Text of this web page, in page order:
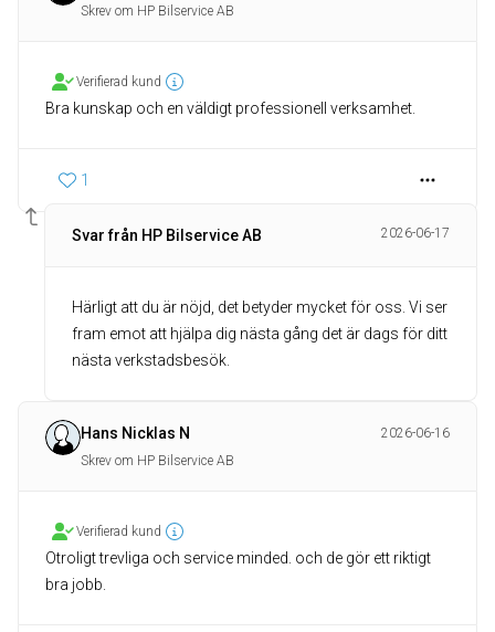
Skrev om HP Bilservice AB
Verifierad kund
Bra kunskap och en väldigt professionell verksamhet.
1
Svar från HP Bilservice AB 2026-06-17
Härligt att du är nöjd, det betyder mycket för oss. Vi ser
fram emot att hjälpa dig nästa gång det är dags för ditt
nästa verkstadsbesök.
Hans Nicklas N
2026-06-16
Skrev om HP Bilservice AB
Verifierad kund
Otroligt trevliga och service minded. och de gör ett riktigt
bra jobb.